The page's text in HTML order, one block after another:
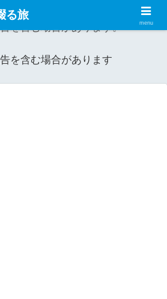
を含む場合があります。
を含む場合があります
る旅
menu